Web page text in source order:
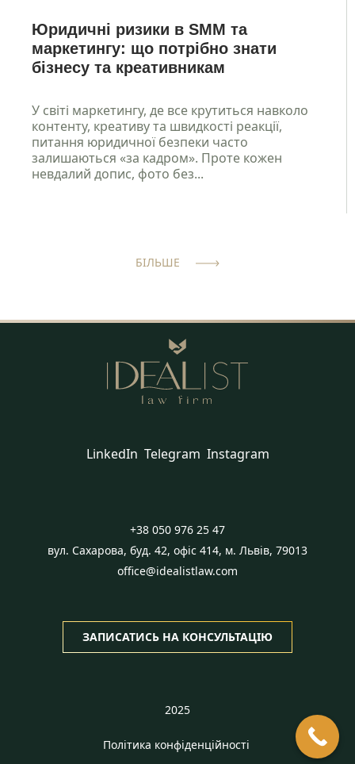
Юридичні ризики в SMM та
маркетингу: що потрібно знати
бізнесу та креативникам
У світі маркетингу, де все крутиться навколо
контенту, креативу та швидкості реакції,
питання юридичної безпеки часто
залишаються «за кадром». Проте кожен
невдалий допис, фото без...
БІЛЬШЕ
LinkedIn Telegram Instagram
+38 050 976 25 47
вул. Сахарова, буд. 42, офіс 414, м. Львів, 79013
office@idealistlaw.com
ЗАПИСАТИСЬ НА КОНСУЛЬТАЦІЮ
2025
Політика конфіденційності